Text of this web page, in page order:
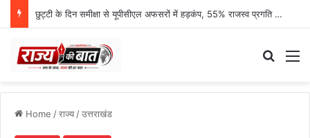
छुट्टी के दिन समीक्षा से यूपीसीएल अफसरों में हड़कंप, 55% राजस्व प्रगति पर एमडी नाराज
Home /राज्य/उत्तराखंड